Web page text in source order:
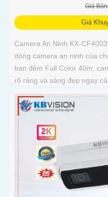
Giá
Giá
Camera An Ninh KX-
dòng camera an ninh của
ban đêm Full Color 40m,
rõ ràng và sáng đẹp ngay